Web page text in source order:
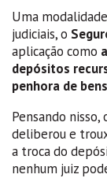
Uma
judiciais, o
aplicação como
depósitos
penhora de
Pensando nisso,
deliberou e
a troca do
nenhum juiz